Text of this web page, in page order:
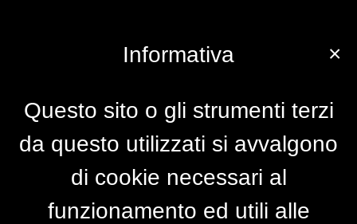
×
Informativa
Questo sito o gli strumenti terzi
da questo utilizzati si avvalgono
di cookie necessari al
funzionamento ed utili alle